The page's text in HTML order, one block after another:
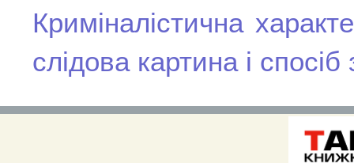
Криміналістична
слідова картина і